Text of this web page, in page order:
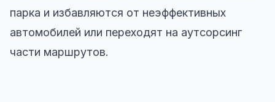
парка и избавляются от неэффективных
автомобилей или переходят на аутсорсинг
части маршрутов.